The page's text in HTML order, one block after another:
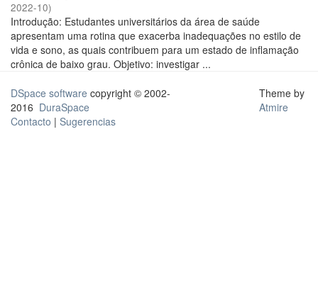
2022-10)
Introdução: Estudantes universitários da área de saúde
apresentam uma rotina que exacerba inadequações no estilo de
vida e sono, as quais contribuem para um estado de inflamação
crônica de baixo grau. Objetivo: investigar ...
DSpace software copyright © 2002-
2016 DuraSpace
Contacto | Sugerencias
Theme by
Atmire